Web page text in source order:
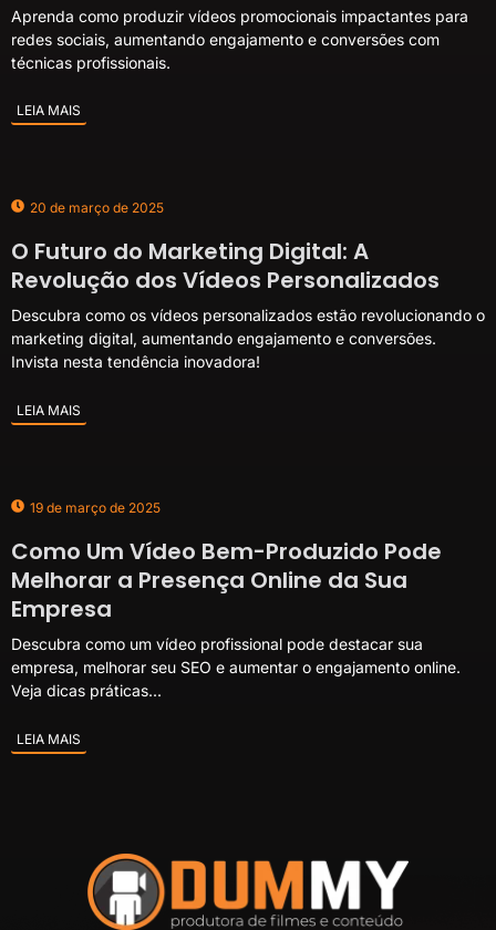
Aprenda como produzir vídeos promocionais impactantes para
redes sociais, aumentando engajamento e conversões com
técnicas profissionais.
LEIA MAIS
20 de março de 2025
O Futuro do Marketing Digital: A
Revolução dos Vídeos Personalizados
Descubra como os vídeos personalizados estão revolucionando o
marketing digital, aumentando engajamento e conversões.
Invista nesta tendência inovadora!
LEIA MAIS
19 de março de 2025
Como Um Vídeo Bem-Produzido Pode
Melhorar a Presença Online da Sua
Empresa
Descubra como um vídeo profissional pode destacar sua
empresa, melhorar seu SEO e aumentar o engajamento online.
Veja dicas práticas...
LEIA MAIS